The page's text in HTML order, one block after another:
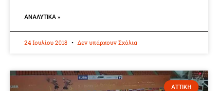
ΑΝΑΛΥΤΙΚΆ »
24 Ιουλίου 2018 Δεν υπάρχουν Σχόλια
ΑΤΤΙΚΗ